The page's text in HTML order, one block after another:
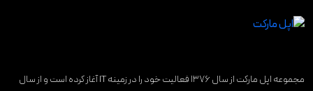
مجموعه اپل مارکت از سال ۱۳۷۶ فعالیت خود را در زمینه IT آغاز کرده است و از سال